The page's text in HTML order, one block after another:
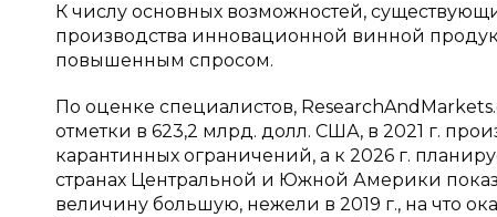
К числу основных возможностей,
производства инновационной винной
повышенным спросом.
По оценке специалистов,
отметки в 623,2 млрд. долл. США, в 2021 г.
карантинных ограничений, а к 2026 г.
странах Центральной и Южной Америки
величину большую, нежели в 2019 г., на что